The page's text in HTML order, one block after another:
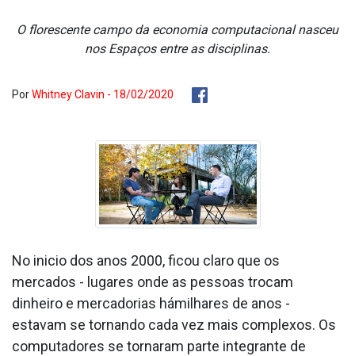
O florescente campo da economia computacional nasceu
nos Espaços entre as disciplinas.
PorWhitney Clavin - 18/02/2020
No ini­cio dos anos 2000, ficou claro que os
mercados - lugares onde as pessoas trocam
dinheiro e mercadorias hámilhares de anos -
estavam se tornando cada vez mais complexos. Os
computadores se tornaram parte integrante de